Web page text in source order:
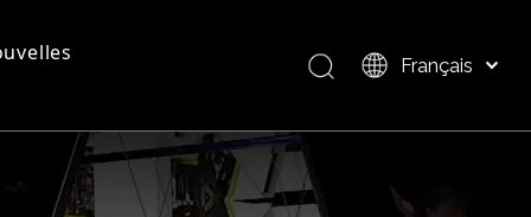
questions - réponses
Présentation du produit
Français
العربية
日本語